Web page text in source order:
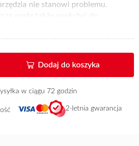
nie stanowi problemu.
może także posłużyć do
części, rozpalania grilla, ogniska
nr kat. 342 jest niezastąpiona
podnóżek lampy lutownicze
i bezpieczną pracę. Należy
się do recyklingu,zaoszczędzono
sztucznego. Ta referencja może
72 godzin od otrzymania
Dodaj do koszyka
w ciągu 72 godzin
2-letnia gwarancja